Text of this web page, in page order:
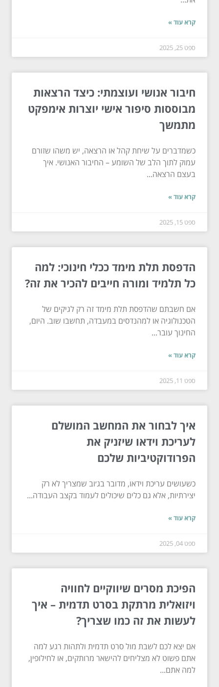
קרא עוד »
ספט 25, 2025
חיבור אנושי ועוצמתי: כיצד הרצאות
מבוססות סיפור אישי יוצרות אימפקט
מתמשך
כשמדברים על שיחת קהל או הרצאה, יש משהו שזורם
עמוק לתוך הלב של השומע – החיבור האנושי. איך
בעצם הרצאה...
קרא עוד »
ספט 15, 2025
הדפסת תלת מימד ככלי חינוכי: למה
כל תלמיד ומורה חייבים להכיר את זה?
אם חשבתם שהדפסת תלת מימד זה רק לגיקים של
הטכנולוגיה או למהנדסים במעבדה, תחשבו שוב. היום,
החינוך עובר...
קרא עוד »
ספט 11, 2025
איך לבחור את המחשב המושלם
לעריכת וידאו שיזניק את
הפרודוקטיביות שלכם
כשעושים עריכת וידאו, מדובר בג׳וב שמצריך לא רק
יצירתיות, אלא גם כלים שיכולים לעמוד בקצב העבודה...
קרא עוד »
ספט 04, 2025
הפיכת מסרים שיווקיים לחוויה
ויזואלית מרתקת בסרט תדמית – איך
לעשות את זה כמו שצריך?
אם יצא לכם לשבת מול סרט תדמית ולתהות רגע למה
אתם פשוט לא מצליחים להישאר מרותקים, או לחילופין,
למה אתם...